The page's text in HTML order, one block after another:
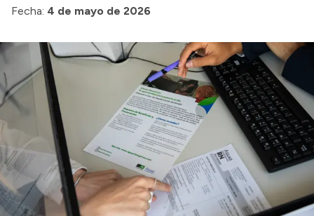
Intranet
Login
Fecha: 4 de mayo de 2026